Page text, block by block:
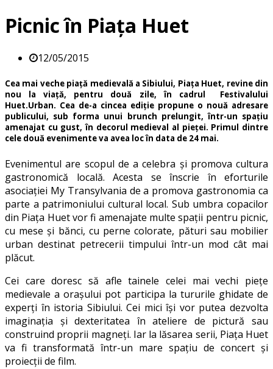
Picnic în Piața Huet
12/05/2015
Cea mai veche piață medievală a Sibiului, Piața Huet, revine din
nou la viață, pentru două zile, în cadrul Festivalului
Huet.Urban. Cea de-a cincea ediție propune o nouă adresare
publicului, sub forma unui brunch prelungit, într-un spațiu
amenajat cu gust, în decorul medieval al pieței. Primul dintre
cele două evenimente va avea loc în data de 24 mai.
Evenimentul are scopul de a celebra și promova cultura
gastronomică locală. Acesta se înscrie în eforturile
asociației My Transylvania de a promova gastronomia ca
parte a patrimoniului cultural local. Sub umbra copacilor
din Piața Huet vor fi amenajate multe spații pentru picnic,
cu mese și bănci, cu perne colorate, pături sau mobilier
urban destinat petrecerii timpului într-un mod cât mai
plăcut.
Cei care doresc să afle tainele celei mai vechi piețe
medievale a orașului pot participa la tururile ghidate de
experți în istoria Sibiului. Cei mici își vor putea dezvolta
imaginația și dexteritatea în ateliere de pictură sau
construind proprii magneți. Iar la lăsarea serii, Piața Huet
va fi transformată într-un mare spațiu de concert și
proiecții de film.